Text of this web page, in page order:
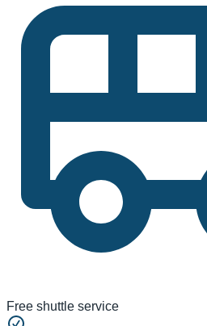
Free shuttle service